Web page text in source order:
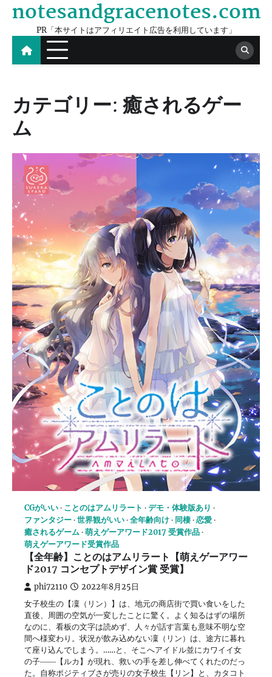
Skip
content
notesandgracenotes.com
PR「本サイトはアフィリエイト広告を利用しています」
カテゴリー:癒されるゲー
ム
CGがいい ことのはアムリラート
デモ・体験版あり
ファンタジー 世界観がいい 全年齢向け 同棲 恋愛
癒されるゲーム
萌えゲーアワード2017 受賞作品
萌えゲーアワード受賞作品
【全年齢】ことのはアムリラート【萌えゲーアワー
ド2017 コンセプトデザイン賞 受賞】
phi72110 2022年8月25日
女子校生の【凜（リン）】は、地元の商店街で買い食いをした
直後、周囲の空気が一変したことに驚く。よく知るはずの場所
なのに、看板の文字は読めず、人々が話す言葉も意味不明な空
間へ様変わり。状況が飲み込めない凜（リン）は、途方に暮れ
て座り込んでしまう。……と、そこへアイドル並にカワイイ女
の子――【ルカ】が現れ、救いの手を差し伸べてくれたのだっ
た。自称ポジティブさが売りの女子校生【リン】と、カタコト